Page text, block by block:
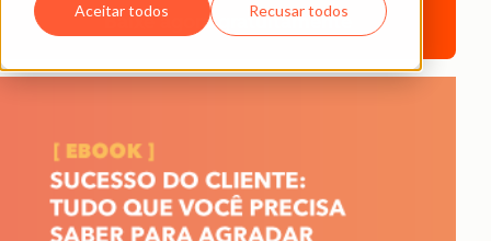
Aceitar todos Recusar todos
Baixe agora gratuitamente